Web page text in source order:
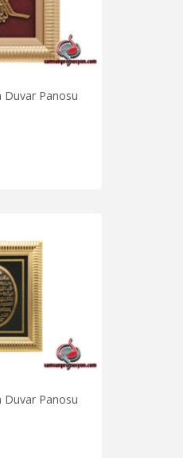
Duvar Panosu
Duvar Panosu